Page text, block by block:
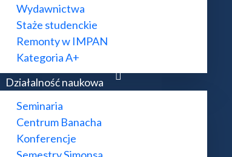
Wydawnictwa
Staże studenckie
Remonty w IMPAN
Kategoria A+
Działalność naukowa
Seminaria
Centrum Banacha
Konferencje